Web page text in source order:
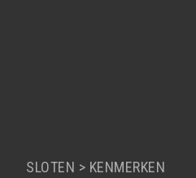
SLOTEN > KENMERKEN